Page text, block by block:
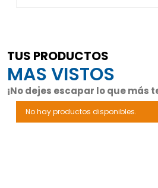
TUS PRODUCTOS
MAS VISTOS
¡No dejes escapar lo que más
No hay productos disponibles.